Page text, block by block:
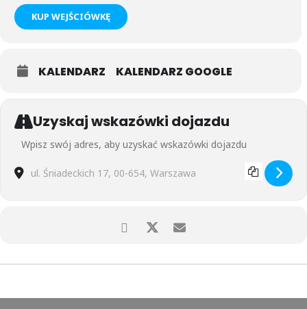
KUP WEJŚCIÓWKĘ
KALENDARZ KALENDARZ GOOGLE
Uzyskaj wskazówki dojazdu
Address - Joga dla początkujących - Piotr Künstler [Z1zI2qUgF]
Destination Address - Joga dla początkujących - Piotr Künstler